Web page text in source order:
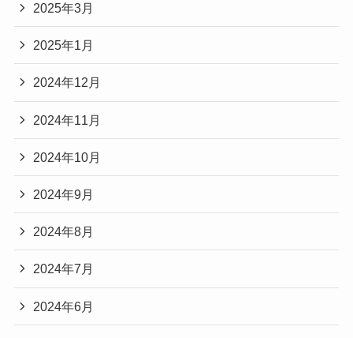
2025年3月
2025年1月
2024年12月
2024年11月
2024年10月
2024年9月
2024年8月
2024年7月
2024年6月